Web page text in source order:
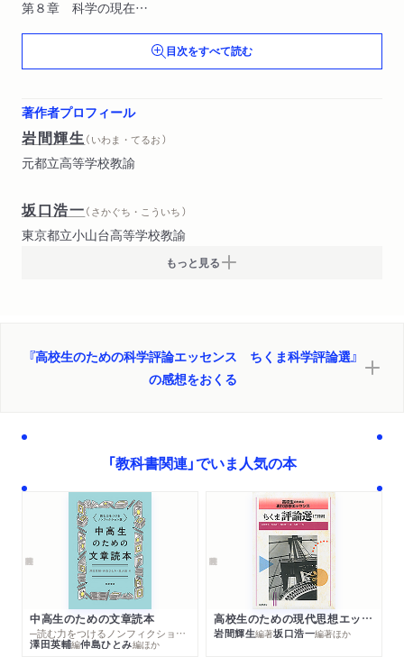
第８章 科学の現在
第９章 科学者の思想
第１０章 科学を哲学する目次をすべて読む
著作者プロフィール
岩間輝生（ いわま・てるお ）
元都立高等学校教諭
坂口浩一（ さかぐち・こういち ）
東京都立小山台高等学校教諭
もっと見る
『高校生のための科学評論エッセンス ちくま科学評論選』
の感想をおくる
「教科書関連」でいま人気の本
中高生のための文章読本
─読む力をつけるノンフィクション選
澤田英輔編仲島ひとみ編ほか
高校生のための現代思想エッセンス ちくま評論選 三訂版
岩間輝生編著坂口浩一編著ほか